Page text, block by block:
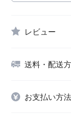
レビュー
送料・配送
お支払い方